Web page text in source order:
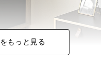
もっと見る